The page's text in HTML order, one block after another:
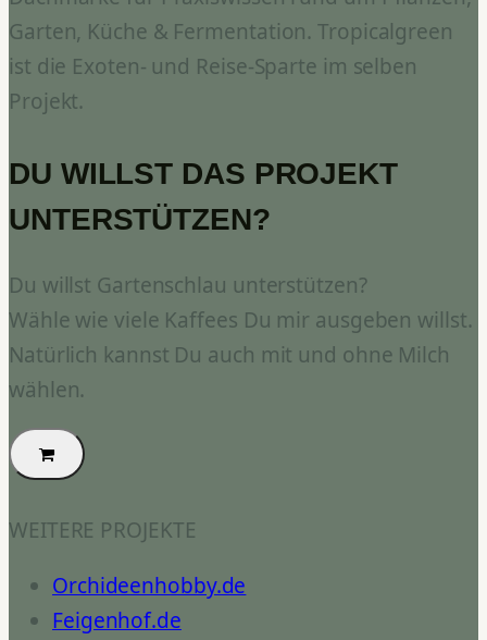
Garten, Küche & Fermentation. Tropicalgreen
ist die Exoten- und Reise-Sparte im selben
Projekt.
DU WILLST DAS PROJEKT
UNTERSTÜTZEN?
Du willst Gartenschlau unterstützen?
Wähle wie viele Kaffees Du mir ausgeben willst.
Natürlich kannst Du auch mit und ohne Milch
wählen.
WEITERE PROJEKTE
Orchideenhobby.de
Feigenhof.de